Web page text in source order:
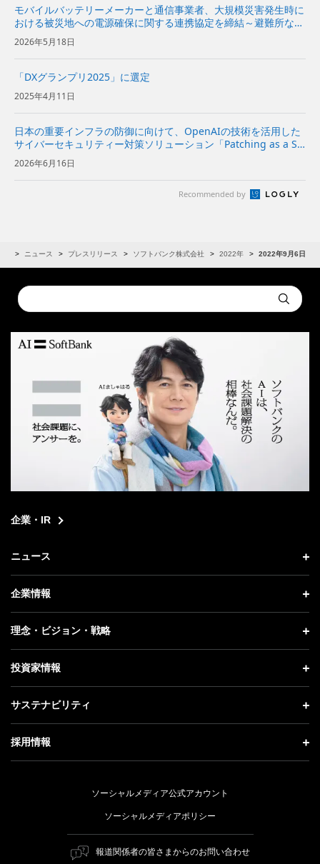
モバイルバッテリーメーカーと通信事業者、大規模災害発生時に
おける被災地への電源確保に関する連携協定を締結～避難所など
への電源関連機材の提供に向けて協力～
2026年5月18日
「DXグランプリ2025」に選定
2025年4月11日
日本の重要インフラの防御に向けて、OpenAIの技術を活用した
サイバーセキュリティー対策ソリューション「Patching as a Se
rvice」を提供開始～企業向けに、脆弱性診断から修復方針の策
定、実装の提案までを一気通貫で支援～ | ...
2026年6月16日
Recommended by
ニュース プレスリリース ソフトバンク株式会社 2022年 2022年9月6日
Conduct
a
Submit
企業・IR
ニュース
ニュース トップ
プレスリリース
更新情報
記者説明会
企業情報
企業情報 トップ
社長メッセージ
事業紹介
ガバナンス
理念・ビジョン・戦略
理念・ビジョン・戦略 トップ
成長戦略「Activate AI for Society」
人材戦略
投資家情報
投資家情報 トップ
経営方針
個人投資家の皆さまへ
株式と社債について
サステナビリティ
サステナビリティ トップ
トップメッセージ
ESG方針・体制
マテリアリティ（重要課題）
採用情報
障がい者採用
ソーシャルメディア公式アカウント
ソーシャルメディアポリシー
報道関係者の皆さまからのお問い合わせ